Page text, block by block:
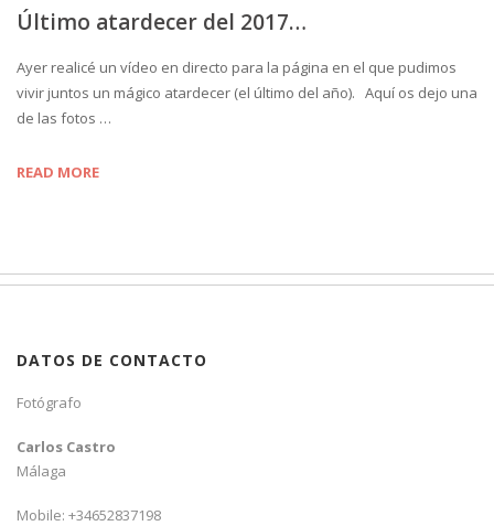
Último atardecer del 2017…
Ayer realicé un vídeo en directo para la página en el que pudimos
vivir juntos un mágico atardecer (el último del año). Aquí os dejo una
de las fotos …
READ MORE
DATOS DE CONTACTO
Fotógrafo
Carlos Castro
Málaga
Mobile: +34652837198